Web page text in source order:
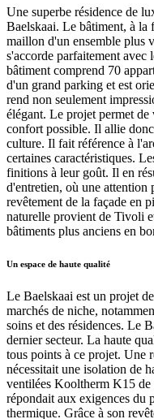
Une superbe résidence de
Baelskaai. Le bâtiment, à la
maillon d'un ensemble plus
s'accorde parfaitement avec
bâtiment comprend 70
d'un grand parking et est
rend non seulement
élégant. Le projet permet de
confort possible. Il allie
culture. Il fait référence à
certaines caractéristiques.
finitions à leur goût. Il en
d'entretien, où une attention
revêtement de la façade en
naturelle provient de Tivoli
bâtiments plus anciens en
Un espace de haute qualité
Le Baelskaai est un projet
marchés de niche,
soins et des résidences. Le
dernier secteur. La haute
tous points à ce projet. Une
nécessitait une isolation de
ventilées Kooltherm K15 de
répondait aux exigences du
thermique. Grâce à son